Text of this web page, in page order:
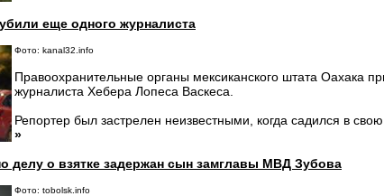
еще одного журналиста
Фото: kanal32.info
Правоохранительные органы мексиканского штата Оахака
журналиста Хебера Лопеса Васкеса.
Репортер был застрелен неизвестными, когда садился в
»
делу о взятке задержан сын замглавы МВД Зубова
Фото: tobolsk.info